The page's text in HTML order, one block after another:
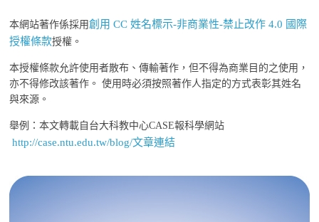
本網站著作係採用創用 CC 姓名標示-非商業性-禁止改作 4.0 國際
授權條款授權。
本授權條款允許使用者散布、傳輸著作，但不得為商業目的之使用，
亦不得修改該著作。 使用時必須按照著作人指定的方式表彰其姓名
與來源。
舉例：本文轉載自台大科教中心CASE報科學網站
http://case.ntu.edu.tw/blog/文章連結